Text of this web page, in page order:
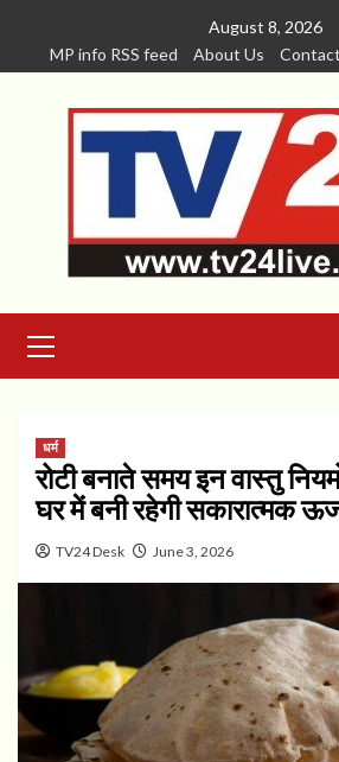
content
August 8, 2026
MP info RSS feed
About Us
Menu
धर्म
रोटी बनाते समय इन वास्तु
घर में बनी रहेगी सकारात्मक
TV24 Desk June 3, 2026